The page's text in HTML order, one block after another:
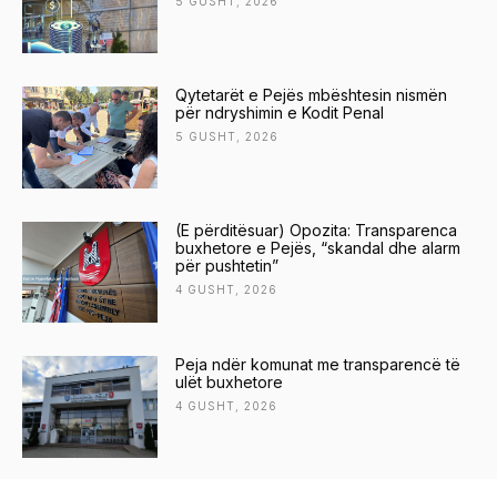
Qytetarët e Pejës mbështesin nismën
për ndryshimin e Kodit Penal
5 GUSHT, 2026
(E përditësuar) Opozita: Transparenca
buxhetore e Pejës, “skandal dhe alarm
për pushtetin”
4 GUSHT, 2026
Peja ndër komunat me transparencë të
ulët buxhetore
4 GUSHT, 2026